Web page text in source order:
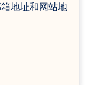
地址和网站地